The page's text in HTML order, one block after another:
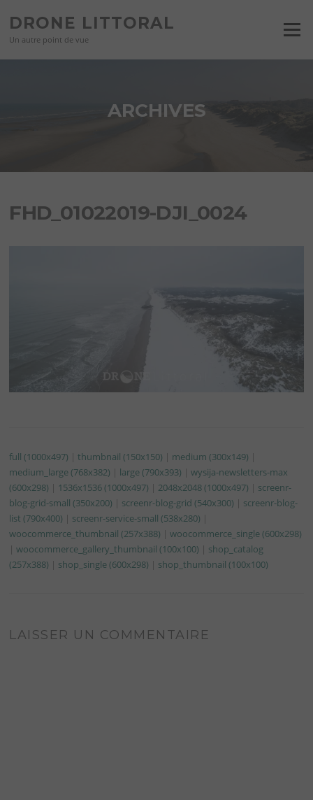
contenu
DRONE LITTORAL
Un autre point de vue
Menu
ARCHIVES
FHD_01022019-DJI_0024
full (1000x497) |thumbnail (150x150) | medium (300x149) |
medium_large (768x382) | large (790x393) |wysija-newsletters-max
(600x298) | 1536x1536 (1000x497) | 2048x2048 (1000x497) | screenr-
blog-grid-small (350x200) | screenr-blog-grid (540x300) | screenr-blog-
list (790x400) | screenr-service-small (538x280) |
woocommerce_thumbnail (257x388) |woocommerce_single (600x298)
|woocommerce_gallery_thumbnail (100x100) | shop_catalog
(257x388) | shop_single (600x298) | shop_thumbnail (100x100)
LAISSER UN COMMENTAIRE